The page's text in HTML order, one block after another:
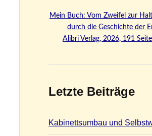
Mein Buch: Vom Zweifel zur
durch die Geschichte der
Alibri Verlag, 2026, 191
Letzte Beiträge
Kabinettsumbau und